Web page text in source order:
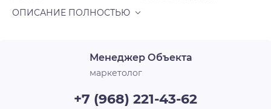
уникален, каждый — произведение
30-этажная башня, вершина комплекса, станет
высотной доминантой всего района, а
проекта, несомненно, затмит всё, что находится
Менеджер Объекта
маркетолог
+7 (968) 221-43-62